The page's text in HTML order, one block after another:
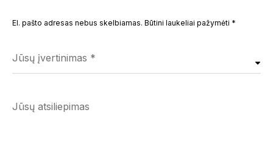
El. pašto adresas nebus skelbiamas. Būtini laukeliai pažymėti *
Jūsų įvertinimas *
Jūsų atsiliepimas